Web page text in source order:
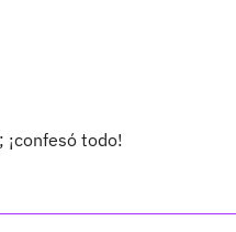
¡confesó todo!